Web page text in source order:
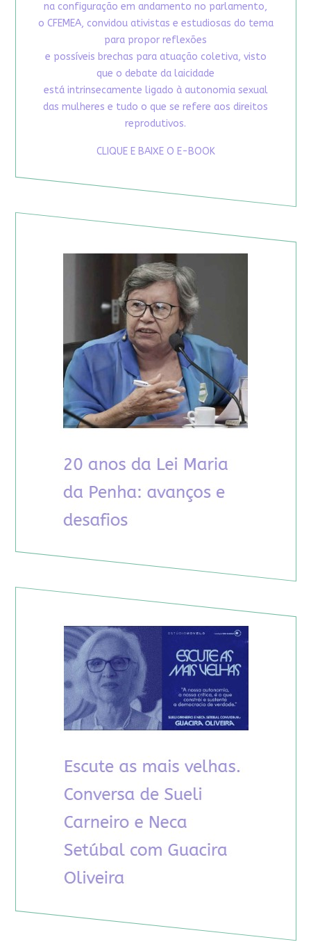
na configuração em andamento no parlamento,
o CFEMEA, convidou ativistas e estudiosas do tema
para propor reflexões
e possíveis brechas para atuação coletiva, visto
que o debate da laicidade
está intrinsecamente ligado à autonomia sexual
das mulheres e tudo o que se refere aos direitos
reprodutivos.
CLIQUE E BAIXE O E-BOOK